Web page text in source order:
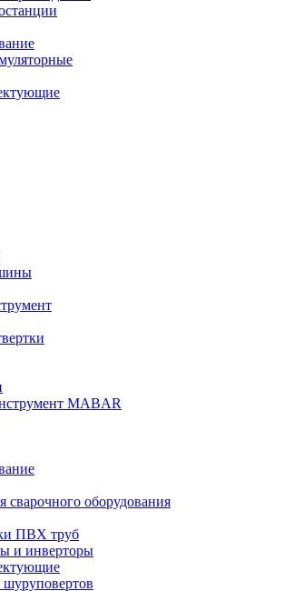
MABAR
оборудования
ПВХ труб
и инверторы